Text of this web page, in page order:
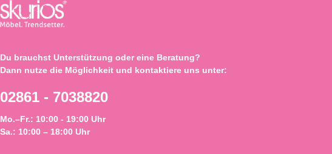
Du brauchst Unterstützung oder eine Beratung?
Dann nutze die Möglichkeit und kontaktiere uns unter:
02861 - 7038820
Mo.–Fr.: 10:00 - 19:00 Uhr
Sa.: 10:00 – 18:00 Uhr